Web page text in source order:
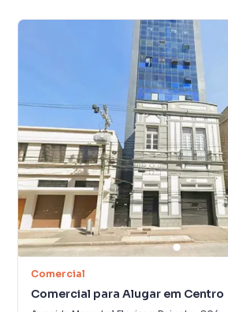
Comercial
Comercial para Alugar em Centro